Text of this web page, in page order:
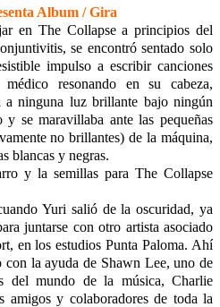
Album / Gira
en The Collapse a principios del
se encontró sentado solo
impulso a escribir canciones
resonando en su cabeza,
a ninguna luz brillante bajo ningún
y se maravillaba ante las pequeñas
no brillantes) de la máquina,
blancas y negras.
y la semillas para The Collapse
Yuri salió de la oscuridad, ya
juntarse con otro artista asociado
en los estudios Punta Paloma. Ahí
la ayuda de Shawn Lee, uno de
del mundo de la música, Charlie
amigos y colaboradores de toda la